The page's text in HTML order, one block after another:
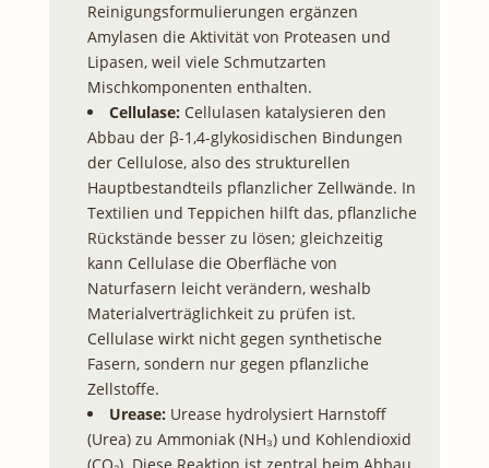
Reinigungsformulierungen ergänzen
Amylasen die Aktivität von Proteasen und
Lipasen, weil viele Schmutzarten
Mischkomponenten enthalten.
Cellulase: Cellulasen katalysieren den
Abbau der β-1,4-glykosidischen Bindungen
der Cellulose, also des strukturellen
Hauptbestandteils pflanzlicher Zellwände. In
Textilien und Teppichen hilft das, pflanzliche
Rückstände besser zu lösen; gleichzeitig
kann Cellulase die Oberfläche von
Naturfasern leicht verändern, weshalb
Materialverträglichkeit zu prüfen ist.
Cellulase wirkt nicht gegen synthetische
Fasern, sondern nur gegen pflanzliche
Zellstoffe.
Urease: Urease hydrolysiert Harnstoff
(Urea) zu Ammoniak (NH₃) und Kohlendioxid
(CO₂). Diese Reaktion ist zentral beim Abbau